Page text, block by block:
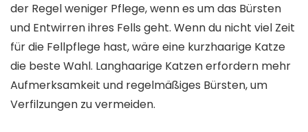
der Regel weniger Pflege, wenn es um das Bürsten
und Entwirren ihres Fells geht. Wenn du nicht viel Zeit
für die Fellpflege hast, wäre eine kurzhaarige Katze
die beste Wahl. Langhaarige Katzen erfordern mehr
Aufmerksamkeit und regelmäßiges Bürsten, um
Verfilzungen zu vermeiden.